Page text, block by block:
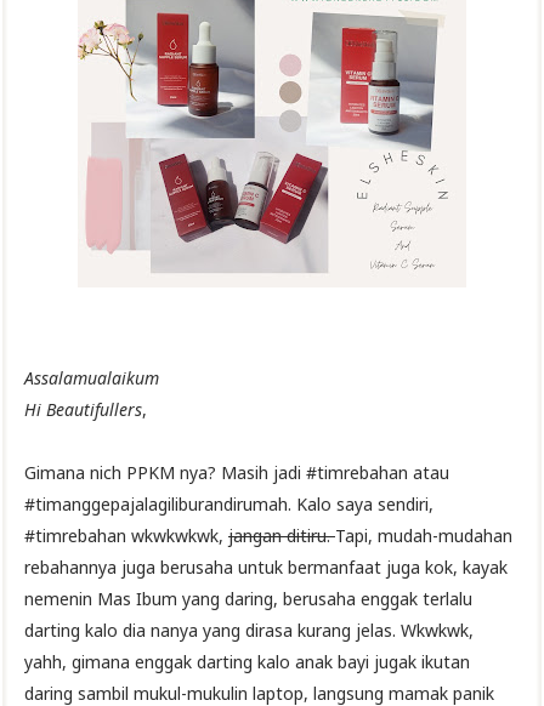
Assalamualaikum
Hi Beautifullers,
Gimana nich PPKM nya? Masih jadi #timrebahan atau
#timanggepajalagiliburandirumah. Kalo saya sendiri,
#timrebahan wkwkwkwk, jangan ditiru.Tapi, mudah-mudahan
rebahannya juga berusaha untuk bermanfaat juga kok, kayak
nemenin Mas Ibum yang daring, berusaha enggak terlalu
darting kalo dia nanya yang dirasa kurang jelas. Wkwkwk,
yahh, gimana enggak darting kalo anak bayi jugak ikutan
daring sambil mukul-mukulin laptop, langsung mamak panik